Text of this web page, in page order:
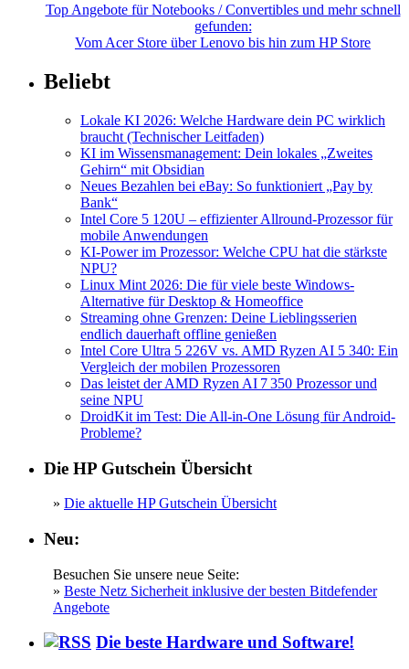
Top Angebote für Notebooks / Convertibles und mehr schnell
gefunden:
Vom Acer Store über Lenovo bis hin zum HP Store
Beliebt
Lokale KI 2026: Welche Hardware dein PC wirklich
braucht (Technischer Leitfaden)
KI im Wissensmanagement: Dein lokales „Zweites
Gehirn“ mit Obsidian
Neues Bezahlen bei eBay: So funktioniert „Pay by
Bank“
Intel Core 5 120U – effizienter Allround-Prozessor für
mobile Anwendungen
KI-Power im Prozessor: Welche CPU hat die stärkste
NPU?
Linux Mint 2026: Die für viele beste Windows-
Alternative für Desktop & Homeoffice
Streaming ohne Grenzen: Deine Lieblingsserien
endlich dauerhaft offline genießen
Intel Core Ultra 5 226V vs. AMD Ryzen AI 5 340: Ein
Vergleich der mobilen Prozessoren
Das leistet der AMD Ryzen AI 7 350 Prozessor und
seine NPU
DroidKit im Test: Die All-in-One Lösung für Android-
Probleme?
Die HP Gutschein Übersicht
» Die aktuelle HP Gutschein Übersicht
Neu:
Besuchen Sie unsere neue Seite:
» Beste Netz Sicherheit inklusive der besten Bitdefender
Angebote
Die beste Hardware und Software!